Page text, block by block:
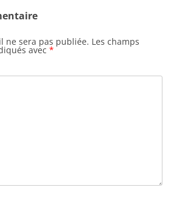
ne sera pas publiée. Les champs
avec *